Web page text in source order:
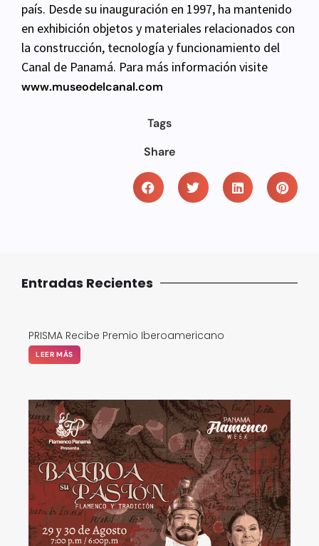
país. Desde su inauguración en 1997, ha mantenido
en exhibición objetos y materiales relacionados con
la construcción, tecnología y funcionamiento del
Canal de Panamá. Para más información visite
www.museodelcanal.com
Tags
Share
Entradas Recientes
PRISMA Recibe Premio Iberoamericano
LEER MÁS